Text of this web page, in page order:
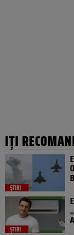
IȚI
ȘTIRI
ȘTIRI